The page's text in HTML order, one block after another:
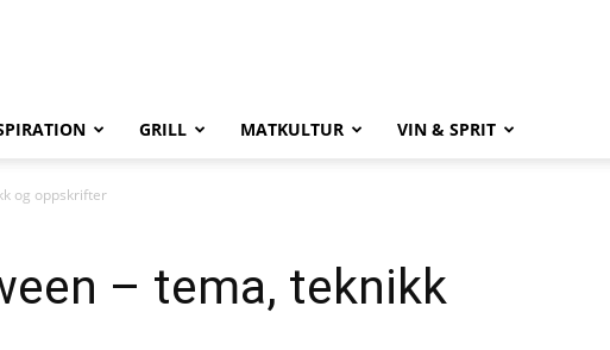
GRILL MATKULTUR VIN & SPRIT
og oppskrifter
– tema, teknikk